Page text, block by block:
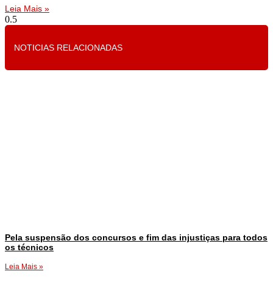
Leia Mais »
NOTICIAS RELACIONADAS
Pela suspensão dos concursos e fim das injustiças para todos
os técnicos
Leia Mais »